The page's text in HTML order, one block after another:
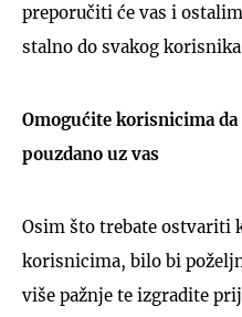
preporučiti će vas i
stalno do svakog
Omogućite korisnicima
pouzdano uz vas
Osim što trebate ostvariti
korisnicima, bilo bi
više pažnje te izgradite